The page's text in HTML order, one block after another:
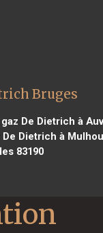
Bruges
De Dietrich à
Dietrich à
83190